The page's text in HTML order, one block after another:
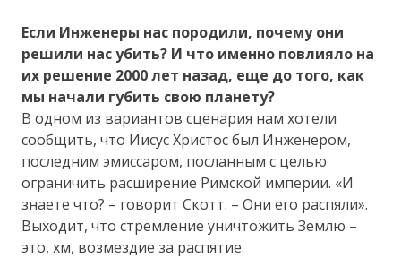
Если Инженеры нас породили, почему они
решили нас убить? И что именно повлияло на
их решение 2000 лет назад, еще до того, как
мы начали губить свою планету?
В одном из вариантов сценария нам хотели
сообщить, что Иисус Христос был Инженером,
последним эмиссаром, посланным с целью
ограничить расширение Римской империи. «И
знаете что? – говорит Скотт. – Они его распяли».
Выходит, что стремление уничтожить Землю –
это, хм, возмездие за распятие.